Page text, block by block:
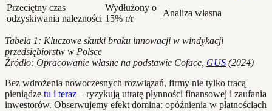
Przeciętny czas
odzyskiwania należności
Wydłużony o
15% r/r
Analiza własna
Tabela 1: Kluczowe skutki braku innowacji w windykacji
przedsiębiorstw w Polsce
Źródło: Opracowanie własne na podstawie Coface, GUS (2024)
Bez wdrożenia nowoczesnych rozwiązań, firmy nie tylko tracą
pieniądze tu i teraz – ryzykują utratę płynności finansowej i zaufania
inwestorów. Obserwujemy efekt domina: opóźnienia w płatnościach